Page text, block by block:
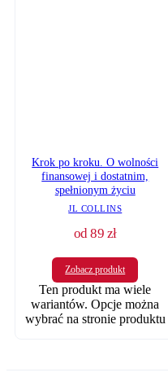
Krok po kroku. O wolności
finansowej i dostatnim,
spełnionym życiu
JL COLLINS
od89 zł
Zobacz produkt
Ten produkt ma wiele
wariantów. Opcje można
wybrać na stronie produktu